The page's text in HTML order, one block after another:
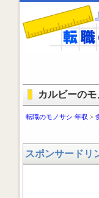
カルビーの
転職のモノサシ 年収 >
スポンサードリ